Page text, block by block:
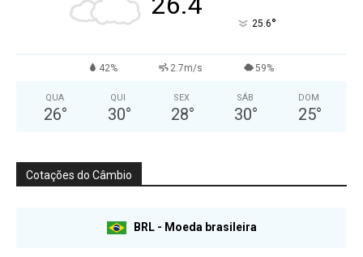
25.6°
42% 2.7m/s 59%
QUA
26°
QUI
30°
SEX
28°
SÁB
30°
DOM
25°
Cotações do Câmbio
BRL - Moeda brasileira